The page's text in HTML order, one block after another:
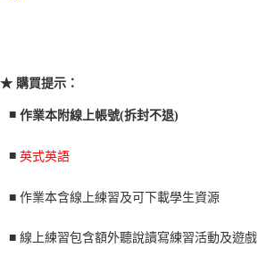
★ 購買提示：
■ 作業本附線上帳號(拆封不退)
■ 英式英語
■ 作業本含線上練習及可下載學生資源
■ 線上練習包含額外聽說讀寫練習活動及遊戲